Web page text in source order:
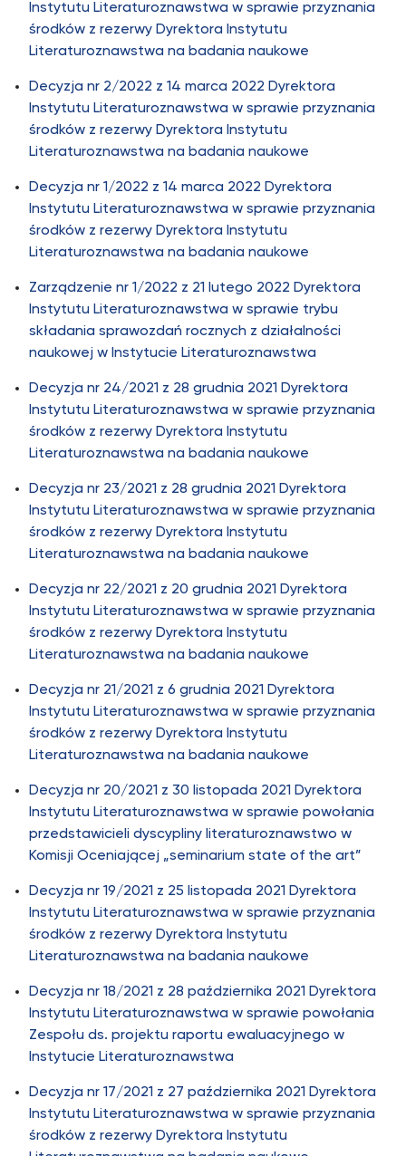
Instytutu Literaturoznawstwa w sprawie przyznania
środków z rezerwy Dyrektora Instytutu
Literaturoznawstwa na badania naukowe
Decyzja nr 2/2022 z 14 marca 2022 Dyrektora
Instytutu Literaturoznawstwa w sprawie przyznania
środków z rezerwy Dyrektora Instytutu
Literaturoznawstwa na badania naukowe
Decyzja nr 1/2022 z 14 marca 2022 Dyrektora
Instytutu Literaturoznawstwa w sprawie przyznania
środków z rezerwy Dyrektora Instytutu
Literaturoznawstwa na badania naukowe
Zarządzenie nr 1/2022 z 21 lutego 2022 Dyrektora
Instytutu Literaturoznawstwa w sprawie trybu
składania sprawozdań rocznych z działalności
naukowej w Instytucie Literaturoznawstwa
Decyzja nr 24/2021 z 28 grudnia 2021 Dyrektora
Instytutu Literaturoznawstwa w sprawie przyznania
środków z rezerwy Dyrektora Instytutu
Literaturoznawstwa na badania naukowe
Decyzja nr 23/2021 z 28 grudnia 2021 Dyrektora
Instytutu Literaturoznawstwa w sprawie przyznania
środków z rezerwy Dyrektora Instytutu
Literaturoznawstwa na badania naukowe
Decyzja nr 22/2021 z 20 grudnia 2021 Dyrektora
Instytutu Literaturoznawstwa w sprawie przyznania
środków z rezerwy Dyrektora Instytutu
Literaturoznawstwa na badania naukowe
Decyzja nr 21/2021 z 6 grudnia 2021 Dyrektora
Instytutu Literaturoznawstwa w sprawie przyznania
środków z rezerwy Dyrektora Instytutu
Literaturoznawstwa na badania naukowe
Decyzja nr 20/2021 z 30 listopada 2021 Dyrektora
Instytutu Literaturoznawstwa w sprawie powołania
przedstawicieli dyscypliny literaturoznawstwo w
Komisji Oceniającej „seminarium state of the art”
Decyzja nr 19/2021 z 25 listopada 2021 Dyrektora
Instytutu Literaturoznawstwa w sprawie przyznania
środków z rezerwy Dyrektora Instytutu
Literaturoznawstwa na badania naukowe
Decyzja nr 18/2021 z 28 października 2021 Dyrektora
Instytutu Literaturoznawstwa w sprawie powołania
Zespołu ds. projektu raportu ewaluacyjnego w
Instytucie Literaturoznawstwa
Decyzja nr 17/2021 z 27 października 2021 Dyrektora
Instytutu Literaturoznawstwa w sprawie przyznania
środków z rezerwy Dyrektora Instytutu